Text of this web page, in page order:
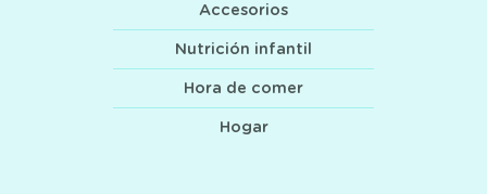
Accesorios
Nutrición infantil
Hora de comer
Hogar